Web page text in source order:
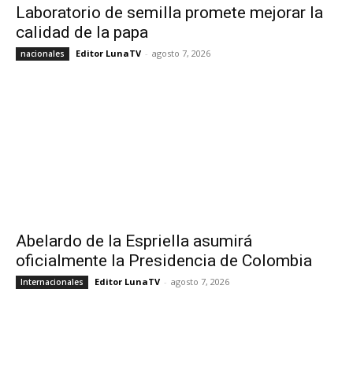
Laboratorio de semilla promete mejorar la
calidad de la papa
nacionales Editor LunaTV - agosto 7, 2026
Abelardo de la Espriella asumirá
oficialmente la Presidencia de Colombia
Internacionales Editor LunaTV - agosto 7, 2026